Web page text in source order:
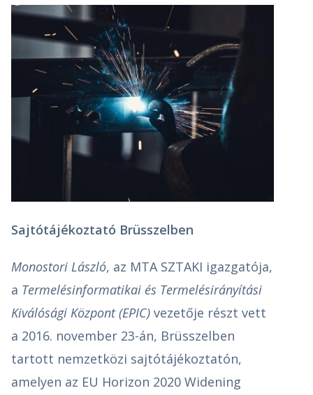
Sajtótájékoztató Brüsszelben
Monostori László, az MTA SZTAKI igazgatója,
a Termelésinformatikai és Termelésirányítási
Kiválósági Központ (EPIC) vezetője részt vett
a 2016. november 23-án, Brüsszelben
tartott nemzetközi sajtótájékoztatón,
amelyen az EU Horizon 2020 Widening